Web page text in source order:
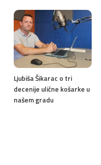
Ljubiša Šikarac o tri
decenije ulične košarke u
našem gradu